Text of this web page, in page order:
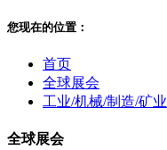
您现在的位置：
首页
全球展会
工业/机械/制造/矿业
全球展会